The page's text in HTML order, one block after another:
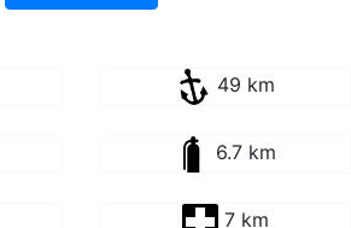
49 km
6.7 km
7 km